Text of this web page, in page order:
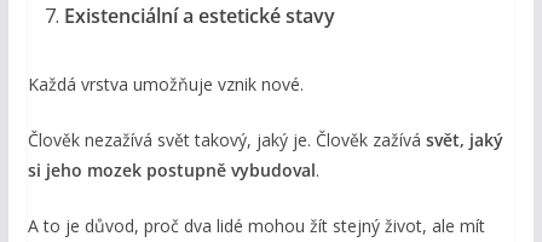
Existenciální a estetické stavy
Každá vrstva umožňuje vznik nové.
Člověk nezažívá svět takový, jaký je. Člověk zažívá svět, jaký
si jeho mozek postupně vybudoval.
A to je důvod, proč dva lidé mohou žít stejný život, ale mít